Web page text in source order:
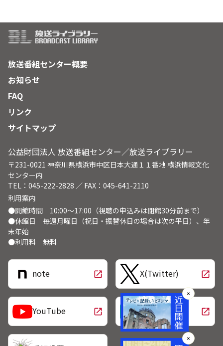
放送番組センター概要
お知らせ
FAQ
リンク
サイトマップ
公益財団法人 放送番組センター／放送ライブラリー
〒231-0021 神奈川県横浜市中区日本大通１１番地 横浜情報文化
センター内
TEL：045-222-2828 ／ FAX：045-641-2110
利用案内
●開館時間 10:00～17:00（視聴の申込みは閉館30分前まで）
●休館日 毎週月曜日（祝日・振替休日の場合は次の平日）、年
末年始
●利用料 無料
note open_in_new X(Twitter) open_in_new
YouTube open_in_new LINE open_in_new
✕
✕